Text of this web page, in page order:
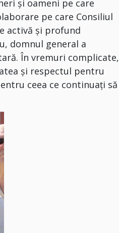
și oameni pe care
pe care Consiliul
activă și profund
domnul general a
În vremuri complicate,
și respectul pentru
ceea ce continuați să